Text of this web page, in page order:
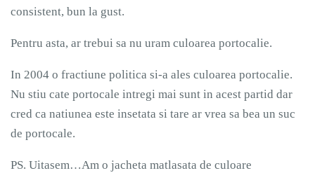
consistent, bun la gust.
Pentru asta, ar trebui sa nu uram culoarea portocalie.
In 2004 o fractiune politica si-a ales culoarea portocalie.
Nu stiu cate portocale intregi mai sunt in acest partid dar
cred ca natiunea este insetata si tare ar vrea sa bea un suc
de portocale.
PS. Uitasem…Am o jacheta matlasata de culoare